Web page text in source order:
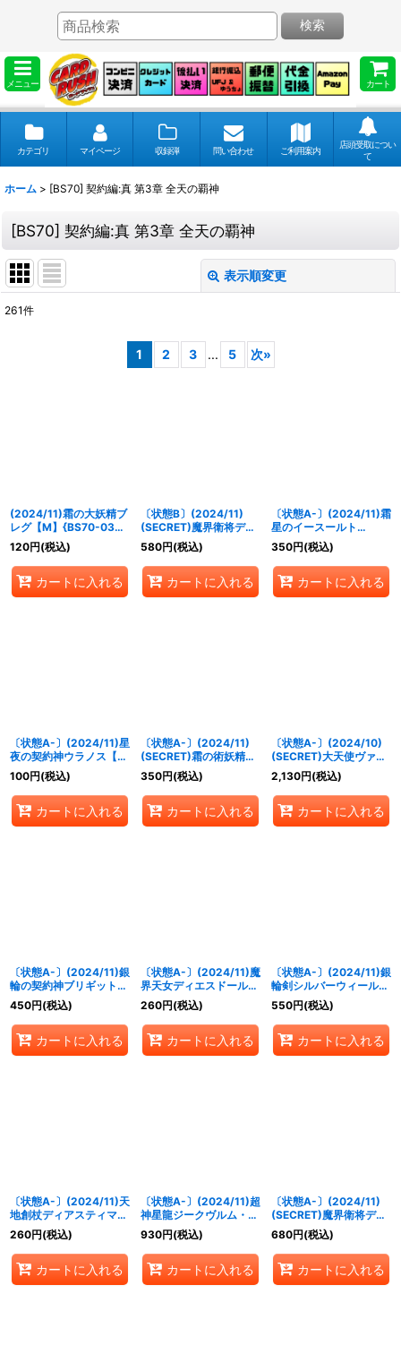
メニュー カート
検索
カテゴリ マイページ 収録弾 問い合わせ ご利用案内
店頭受取につい
て
ホーム > [BS70] 契約編:真 第3章 全天の覇神
[BS70] 契約編:真 第3章 全天の覇神
表示順変更
261件
1 2 3 ... 5 次»
(2024/11)霜の大妖精ブ
レグ【M】{BS70-039}
《白》
120円(税込)
カートに入れる
〔状態B〕(2024/11)
(SECRET)魔界衛将デス
ドライアス【M-SEC】
{BS70-023}《紫》
580円(税込)
カートに入れる
〔状態A-〕(2024/11)霜
星のイースールト
【NX】{BS70-NX02}
《白》
350円(税込)
カートに入れる
〔状態A-〕(2024/11)星
夜の契約神ウラノス【契
約X】{BS70-CX03}
《黄》
100円(税込)
カートに入れる
〔状態A-〕(2024/11)
(SECRET)霜の術妖精フ
ァネル【R-SEC】
{BS70-041}《白》
350円(税込)
カートに入れる
〔状態A-〕(2024/10)
(SECRET)大天使ヴァリ
エルXV(BS70収録)
【XV-SEC】{BS67-
XV04}《黄》
2,130円(税込)
カートに入れる
〔状態A-〕(2024/11)銀
輪の契約神ブリギット
【契約X】{BS70-
CX02}《白》
450円(税込)
カートに入れる
〔状態A-〕(2024/11)魔
界天女ディエスドール
【X】{BS70-X02}
《紫》
260円(税込)
カートに入れる
〔状態A-〕(2024/11)銀
輪剣シルバーウィール
【X】{BS70-X07}
《多》
550円(税込)
カートに入れる
〔状態A-〕(2024/11)天
地創杖ディアスティマ
【X】{BS70-X08}
《多》
260円(税込)
カートに入れる
〔状態A-〕(2024/11)超
神星龍ジークヴルム・ノ
ヴァXV【XV】{BS70-
XV01}《赤》
930円(税込)
カートに入れる
〔状態A-〕(2024/11)
(SECRET)魔界衛将デス
ドライアス【M-SEC】
{BS70-023}《紫》
680円(税込)
カートに入れる